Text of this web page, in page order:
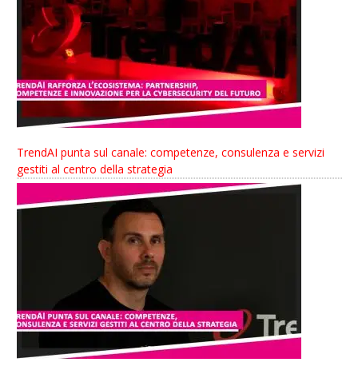
TrendAI punta sul canale: competenze, consulenza e servizi
gestiti al centro della strategia